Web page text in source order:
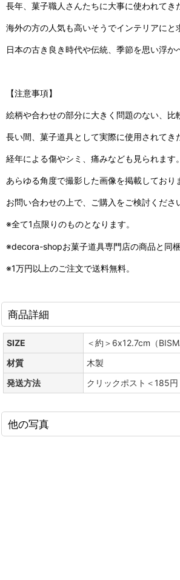
長年、菓子職人さんたちに大事に使われてき
海外の方の人気も高いそうでインテリアにと
日本の古き良き時代や伝統、季節を思い浮か
【注意事項】
絵柄や合わせの部分に大きく問題のない、比
長い間、菓子道具として実際に使用されてき
経年による傷やシミ、痛みなども見られます
あらゆる角度で撮影した画像を掲載してお
お問い合わせの上で、ご購入をご検討くださ
※全て1点限りのものとなります。
※decora-shopお菓子道具専門店の商品と同梱
※1万円以上のご注文で送料無料。
商品詳細
SIZE
＜約＞6x12.7cm（
材質
木製
発送方法
クリックポスト＜185
他の写真